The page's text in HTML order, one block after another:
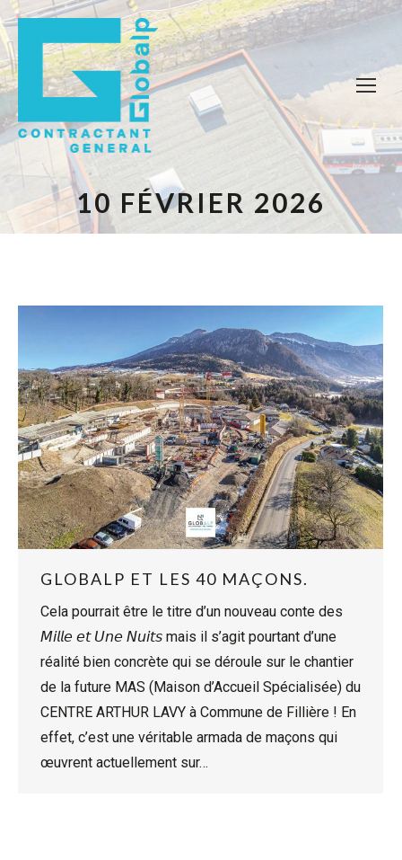
10 FÉVRIER 2026
Vous êtes ici :
GLOBALP ET LES 40 MAÇONS.
Cela pourrait être le titre d’un nouveau conte des
𝘔𝘪𝘭𝘭𝘦 𝘦𝘵 𝘜𝘯𝘦 𝘕𝘶𝘪𝘵𝘴 mais il s’agit pourtant d’une
réalité bien concrète qui se déroule sur le chantier
de la future MAS (Maison d’Accueil Spécialisée) du
CENTRE ARTHUR LAVY à Commune de Fillière ! En
effet, c’est une véritable armada de maçons qui
œuvrent actuellement sur…